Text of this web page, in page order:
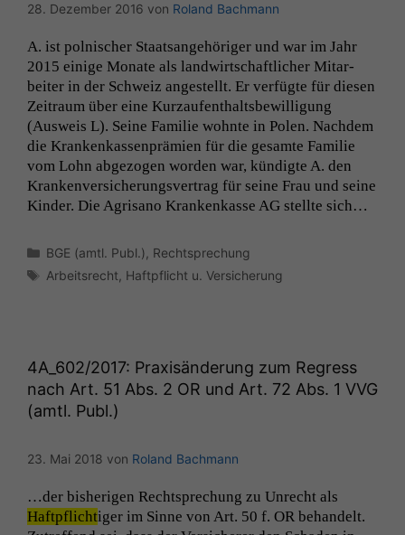
28. Dezember 2016 von Roland Bachmann
A. ist pol­nis­ch­er Staat­sange­höriger und war im Jahr
2015 einige Monate als land­wirtschaftlich­er Mitar­
beit­er in der Schweiz angestellt. Er ver­fügte für diesen
Zeitraum über eine Kurza­ufen­thalts­be­wil­li­gung
(Ausweis L). Seine Fam­i­lie wohnte in Polen. Nach­dem
die Krankenkassen­prämien für die gesamte Fam­i­lie
vom Lohn abge­zo­gen wor­den war, kündigte A. den
Kranken­ver­sicherungsver­trag für seine Frau und seine
Kinder. Die Agrisano Krankenkasse AG stellte sich…
Kategorien
BGE (amtl. Publ.) Rechtsprechung
Schlagwörter
Arbeitsrecht Haftpflicht u. Versicherung
4A_602/2017: Praxisänderung zum Regress
nach Art. 51 Abs. 2 OR und Art. 72 Abs. 1 VVG
(amtl. Publ.)
23. Mai 2018 von Roland Bachmann
…der bish­eri­gen Recht­sprechung zu Unrecht als
Haftpflichtiger im Sinne von Art. 50 f. OR behan­delt.